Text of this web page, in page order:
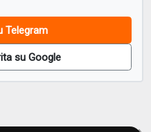
Telegram
su Google